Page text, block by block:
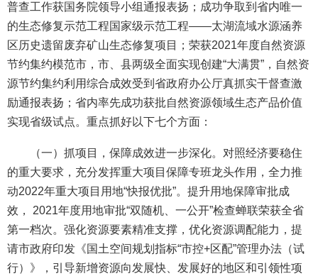
普查工作获国务院领导小组通报表扬；成功争取到省内唯一
的生态修复示范工程国家级示范工程——太湖流域水源涵养
区历史遗留废弃矿山生态修复项目；荣获2021年度自然资源
节约集约模范市，市、县两级全面实现创建“大满贯”，自然资
源节约集约利用综合成效受到省政府办公厅真抓实干督查激
励通报表扬；省内率先成功获批自然资源领域生态产品价值
实现省级试点。重点抓好以下七个方面：
（一）抓项目，保障成效进一步深化。对照经济要稳住
的重大要求，充分发挥重大项目保障专班龙头作用，全力推
动2022年重大项目用地“快报优批”。提升用地保障审批成
效， 2021年度用地审批“双随机、一公开”检查蝉联荣获全省
第一档次。强化资源要素精准支撑，优化资源调配能力，提
请市政府印发《国土空间规划指标“市控+区配”管理办法（试
行）》，引导新增资源向发展快、发展好的地区和引领性项